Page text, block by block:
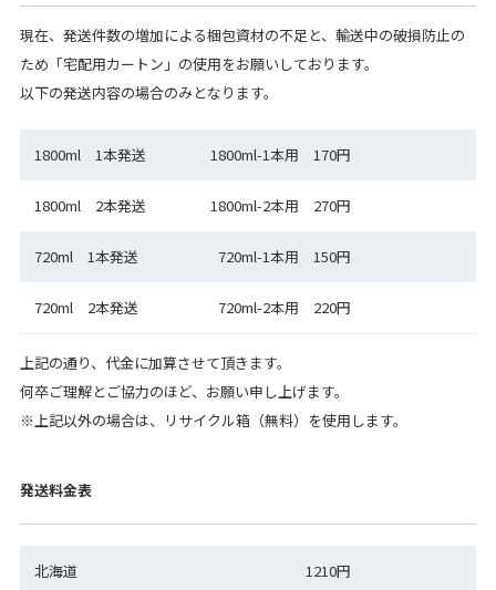
現在、発送件数の増加による梱包資材の不足と、輸送中の破損防止の
ため「宅配用カートン」の使用をお願いしております。
以下の発送内容の場合のみとなります。
1800ml 1本発送 1800ml-1本用 170円
1800ml 2本発送 1800ml-2本用 270円
720ml 1本発送 720ml-1本用 150円
720ml 2本発送 720ml-2本用 220円
上記の通り、代金に加算させて頂きます。
何卒ご理解とご協力のほど、お願い申し上げます。
※上記以外の場合は、リサイクル箱（無料）を使用します。
発送料金表
北海道 1210円